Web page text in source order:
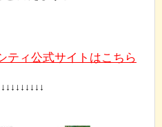
ティ公式サイトはこちら